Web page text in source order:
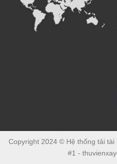
Copyright 2024 © Hệ thống tải
#1 -